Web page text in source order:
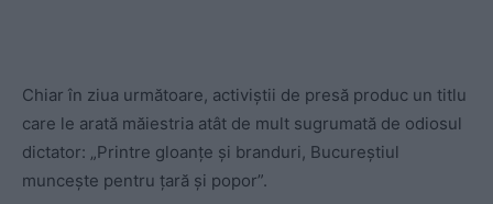
Chiar în ziua următoare, activiştii de presă produc un titlu
care le arată măiestria atât de mult sugrumată de odiosul
dictator: „Printre gloanţe şi branduri, Bucureştiul
munceşte pentru ţară şi popor”.